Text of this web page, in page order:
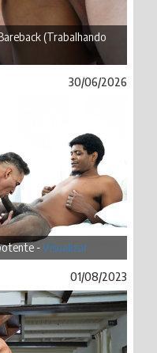
(Trabalhando
30/06/2026
-Visualizar
01/08/2023